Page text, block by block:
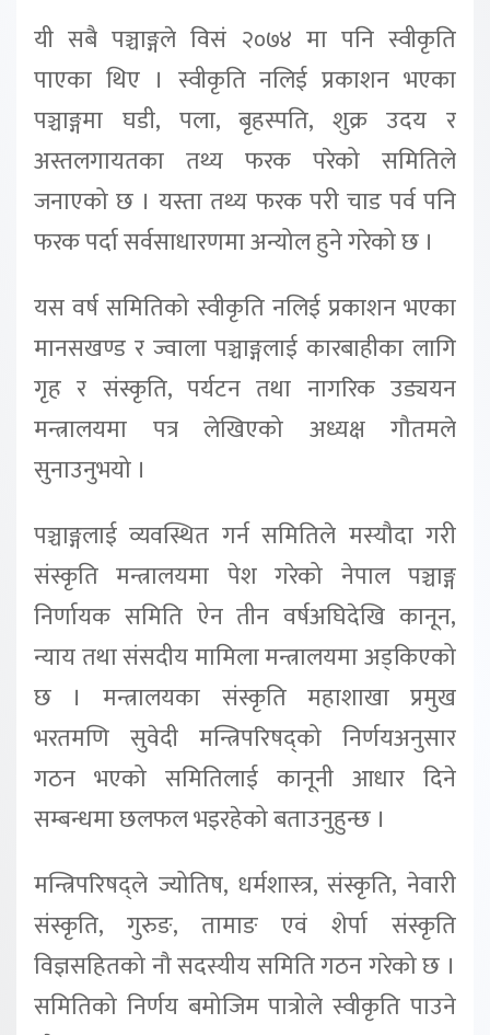
यी सबै पञ्चाङ्गले विसं २०७४ मा पनि स्वीकृति
पाएका थिए । स्वीकृति नलिई प्रकाशन भएका
पञ्चाङ्गमा घडी, पला, बृहस्पति, शुक्र उदय र
अस्तलगायतका तथ्य फरक परेको समितिले
जनाएको छ । यस्ता तथ्य फरक परी चाड पर्व पनि
फरक पर्दा सर्वसाधारणमा अन्योल हुने गरेको छ ।
यस वर्ष समितिको स्वीकृति नलिई प्रकाशन भएका
मानसखण्ड र ज्वाला पञ्चाङ्गलाई कारबाहीका लागि
गृह र संस्कृति, पर्यटन तथा नागरिक उड्ययन
मन्त्रालयमा पत्र लेखिएको अध्यक्ष गौतमले
सुनाउनुभयो ।
पञ्चाङ्गलाई व्यवस्थित गर्न समितिले मस्यौदा गरी
संस्कृति मन्त्रालयमा पेश गरेको नेपाल पञ्चाङ्ग
निर्णायक समिति ऐन तीन वर्षअघिदेखि कानून,
न्याय तथा संसदीय मामिला मन्त्रालयमा अड्किएको
छ । मन्त्रालयका संस्कृति महाशाखा प्रमुख
भरतमणि सुवेदी मन्त्रिपरिषद्को निर्णयअनुसार
गठन भएको समितिलाई कानूनी आधार दिने
सम्बन्धमा छलफल भइरहेको बताउनुहुन्छ ।
मन्त्रिपरिषद्ले ज्योतिष, धर्मशास्त्र, संस्कृति, नेवारी
संस्कृति, गुरुङ, तामाङ एवं शेर्पा संस्कृति
विज्ञसहितको नौ सदस्यीय समिति गठन गरेको छ ।
समितिको निर्णय बमोजिम पात्रोले स्वीकृति पाउने